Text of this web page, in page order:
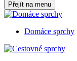
Přejít na menu
Domáce sprchy